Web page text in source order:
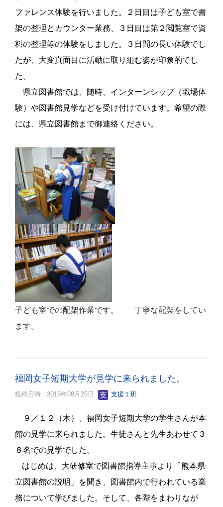
ファレンス体験を行いました。２日目は子ども室で書
架の整理とカウンター業務、３日目は第２閲覧室で資
料の整理等の体験をしました。３日間の長い体験でし
たが、大変真面目に活動に取り組む姿が印象的でし
た。
県立図書館では、随時、インターンシップ（職場体
験）や図書館見学などを受け付けています。希望の際
には、県立図書館まで御連絡ください。
子ども室での配架作業です。 丁寧な配架をしてい
ます。
福岡女子短期大学が見学に来られました。
投稿日時 : 2019年09月25日 支援１班
９／１２（木）、福岡女子短期大学の学生さんが本
館の見学に来られました。生徒さんと先生あわせて３
８名での見学でした。
はじめは、大研修室で図書館指導主事より「熊本県
立図書館の説明」を聞き、図書館内で行われている業
務について学びました。そして、各階をまわりなが